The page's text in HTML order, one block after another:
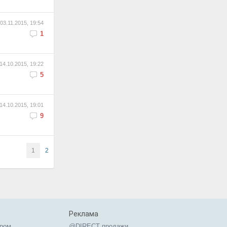
03.11.2015, 19:54
1
14.10.2015, 19:22
5
14.10.2015, 19:01
9
1 2
Реклама